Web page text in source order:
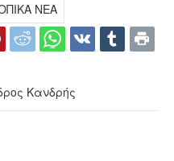
ΝΕΑ
Κανδρής